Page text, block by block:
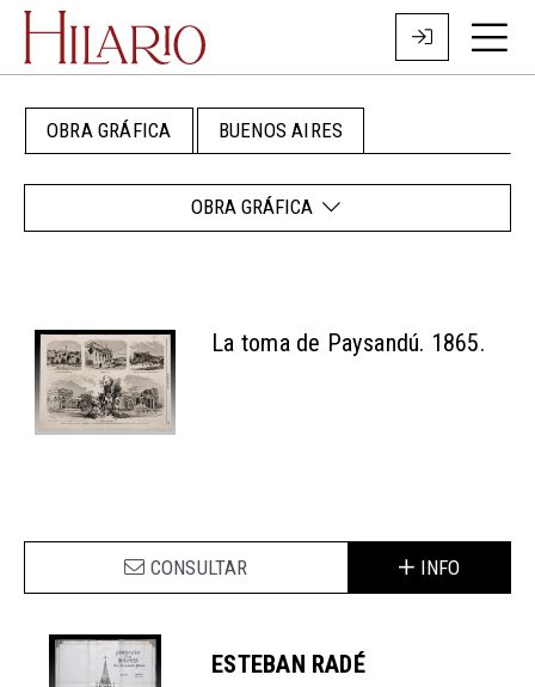
OBRA GRÁFICA BUENOS AIRES
OBRA GRÁFICA
La toma de Paysandú. 1865.
CONSULTAR INFO
ESTEBAN RADÉ